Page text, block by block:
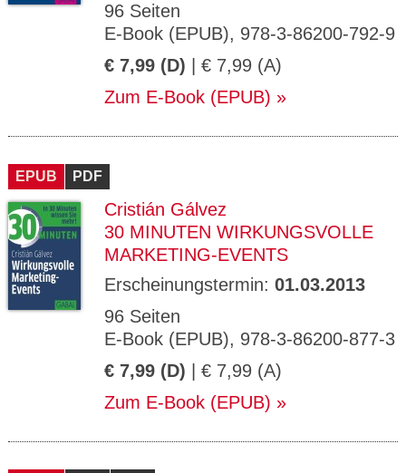
96 Seiten
E-Book (EPUB), 978-3-86200-792-9
€ 7,99 (D) | € 7,99 (A)
Zum E-Book (EPUB)
EPUB PDF
Cristián Gálvez
30 MINUTEN WIRKUNGSVOLLE
MARKETING-EVENTS
Erscheinungstermin: 01.03.2013
96 Seiten
E-Book (EPUB), 978-3-86200-877-3
€ 7,99 (D) | € 7,99 (A)
Zum E-Book (EPUB)